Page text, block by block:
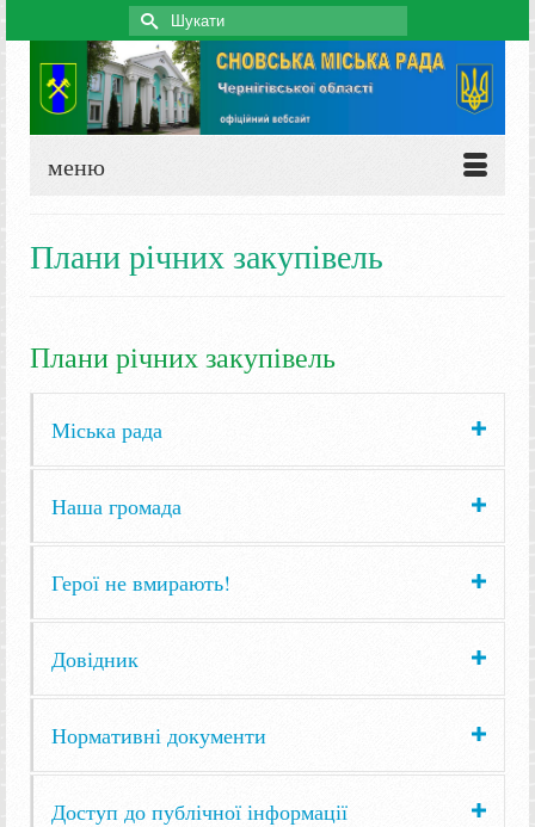
Search
for:
меню
Плани річних закупівель
Плани річних закупівель
Міська рада
Наша громада
Герої не вмирають!
Довідник
Нормативні документи
Доступ до публічної інформації